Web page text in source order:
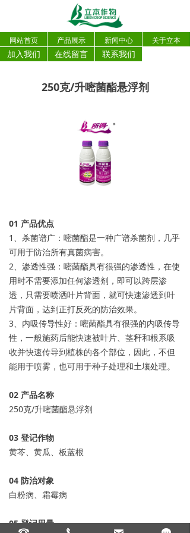
网站首页 产品展示 新闻中心 关于立本
加入我们 在线留言 联系我们
01 产品优点
1、杀菌谱广：嘧菌酯是一种广谱杀菌剂，几乎
可用于防治所有真菌病害。
2、渗透性强：嘧菌酯具有很强的渗透性，在使
用时不需要添加任何渗透剂，即可以跨层渗
透，只需要喷洒叶片背面，就可快速渗透到叶
片背面，达到正打反死的防治效果。
3、内吸传导性好：嘧菌酯具有很强的内吸传导
性，一般施药后能快速被叶片、茎秆和根系吸
收并快速传导到植株的各个部位，因此，不但
能用于喷雾，也可用于种子处理和土壤处理。
02 产品名称
250克/升嘧菌酯悬浮剂
03 登记作物
黄芩、黄瓜、板蓝根
04 防治对象
白粉病、霜霉病
05登记用量
250克/升嘧菌酯悬浮剂